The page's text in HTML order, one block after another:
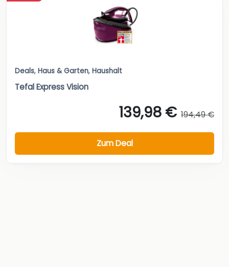
Deals, Haus & Garten, Haushalt
Tefal Express Vision
139,98 € 194,49 €
Zum Deal